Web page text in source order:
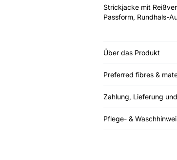
Strickjacke mit
Passform, Rundhals-
Über das Produkt
Preferred fibres &
Zahlung, Lieferung
Pflege- &